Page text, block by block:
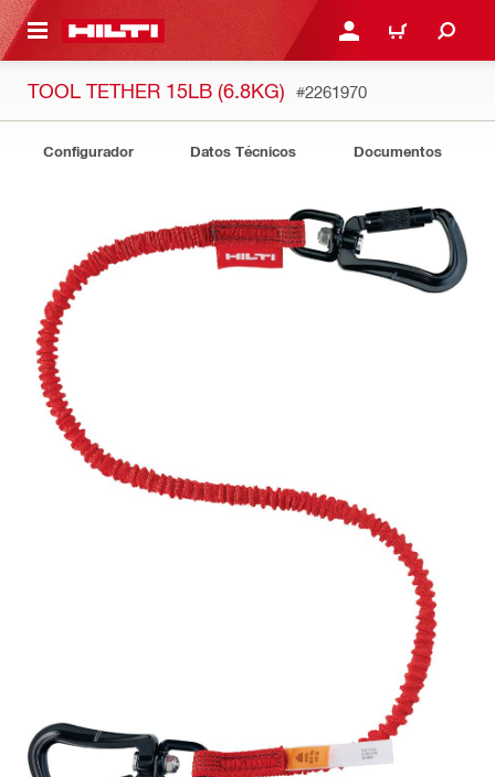
PRINCIPAL INICIE SESIÓN O
CARRITO
TOOL TETHER 15LB (6.8KG) #2261970
Configurador Datos Técnicos Documentos